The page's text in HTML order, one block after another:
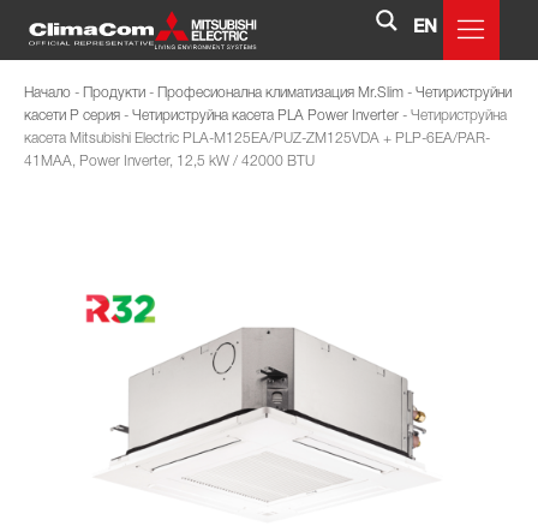
EN
Начало - Продукти - Професионална климатизация Mr.Slim - Четириструйни
касети P серия - Четириструйна касета PLA Power Inverter - Четириструйна
касета Mitsubishi Electric PLA-M125EA/PUZ-ZM125VDA + PLP-6EA/PAR-
41MAA, Power Inverter, 12,5 kW / 42000 BTU